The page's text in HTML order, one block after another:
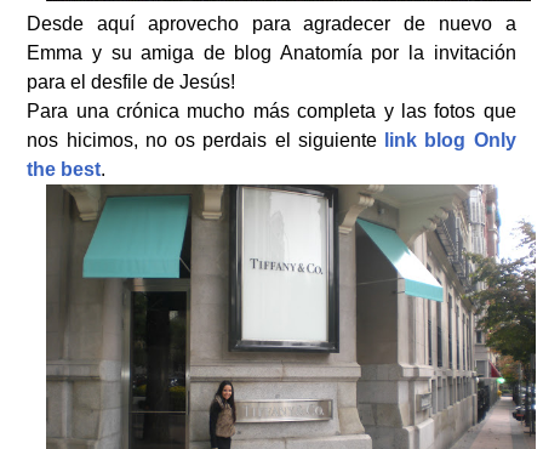
Desde aquí aprovecho para agradecer de nuevo a
Emma y su amiga de blog Anatomía por la invitación
para el desfile de Jesús!
Para una crónica mucho más completa y las fotos que
nos hicimos, no os perdais el siguiente
link blog Only
the best.